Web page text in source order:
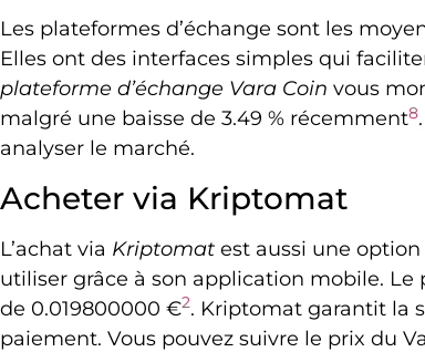
Les plateformes d’échange sont les
Elles ont des interfaces simples qui
plateforme d’échange Vara Coin vous
malgré une baisse de 3.49 % récemment8
analyser le marché.
Acheter via Kriptomat
L’achat via Kriptomat est aussi une
utiliser grâce à son application mobile.
de 0.019800000 €2. Kriptomat garantit la
paiement. Vous pouvez suivre le prix du